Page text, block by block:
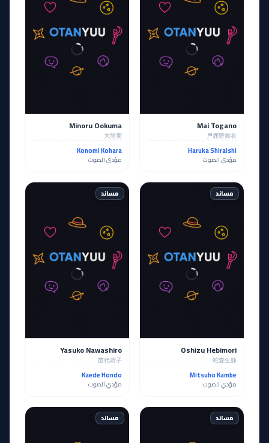
Mai Togano
戸鹿野舞衣
Haruka Shiraishi
مؤدي الصوت
Minoru Ookuma
大熊実
Konomi Kohara
مؤدي الصوت
مساند
Oshizu Hebimori
蛇森生静
Mitsuho Kambe
مؤدي الصوت
مساند
Yasuko Nawashiro
苗代靖子
Kaede Hondo
مؤدي الصوت
مساند مساند